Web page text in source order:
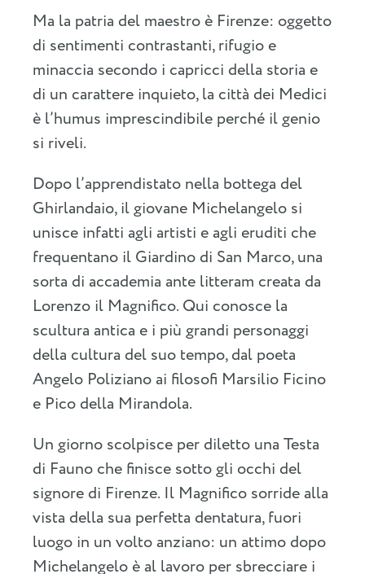
Ma la patria del maestro è Firenze: oggetto
di sentimenti contrastanti, rifugio e
minaccia secondo i capricci della storia e
di un carattere inquieto, la città dei Medici
è l’humus imprescindibile perché il genio
si riveli.
Dopo l’apprendistato nella bottega del
Ghirlandaio, il giovane Michelangelo si
unisce infatti agli artisti e agli eruditi che
frequentano il Giardino di San Marco, una
sorta di accademia ante litteram creata da
Lorenzo il Magnifico. Qui conosce la
scultura antica e i più grandi personaggi
della cultura del suo tempo, dal poeta
Angelo Poliziano ai filosofi Marsilio Ficino
e Pico della Mirandola.
Un giorno scolpisce per diletto una Testa
di Fauno che finisce sotto gli occhi del
signore di Firenze. Il Magnifico sorride alla
vista della sua perfetta dentatura, fuori
luogo in un volto anziano: un attimo dopo
Michelangelo è al lavoro per sbrecciare i